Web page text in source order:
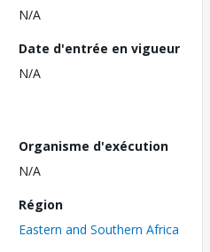
N/A
Date d'entrée en vigueur
N/A
Organisme d'exécution
N/A
Région
Eastern and Southern Africa